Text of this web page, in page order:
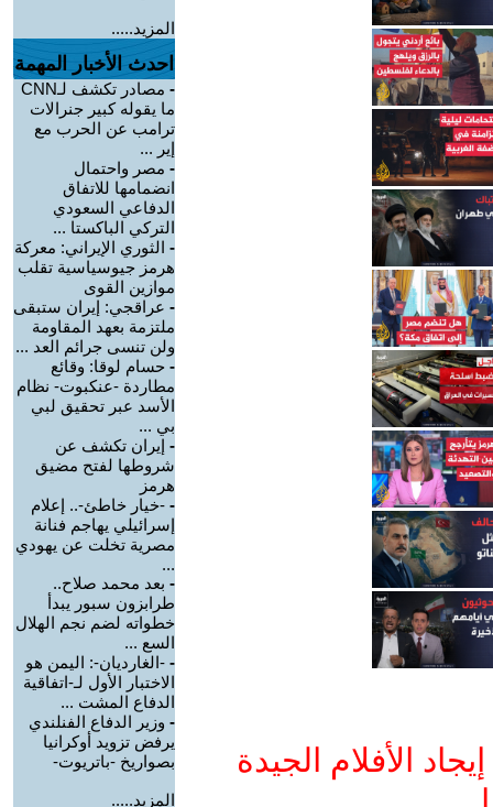
الأفلام الجيدة
المزيد.....
احدث الأخبار المهمة
-
مصادر تكشف لـCNN
ما يقوله كبير جنرالات
ترامب عن الحرب مع
إير ...
- مصر واحتمال
انضمامها للاتفاق
الدفاعي السعودي
التركي الباكستا ...
- الثوري الإيراني: معركة
هرمز جيوسياسية تقلب
موازين القوى
- عراقجي: إيران ستبقى
ملتزمة بعهد المقاومة
ولن تنسى جرائم العد ...
- حسام لوقا: وقائع
مطاردة -عنكبوت- نظام
الأسد عبر تحقيق لبي
بي ...
- إيران تكشف عن
شروطها لفتح مضيق
هرمز
- -خيار خاطئ-.. إعلام
إسرائيلي يهاجم فنانة
مصرية تخلت عن يهودي
...
- بعد محمد صلاح..
طرابزون سبور يبدأ
خطواته لضم نجم الهلال
السع ...
- -الغارديان-: اليمن هو
الاختبار الأول لـ-اتفاقية
الدفاع المشت ...
- وزير الدفاع الفنلندي
يرفض تزويد أوكرانيا
بصواريخ -باتريوت-
المزيد.....